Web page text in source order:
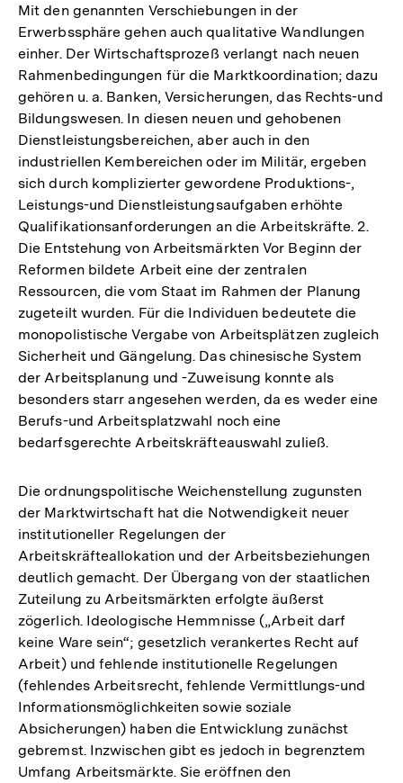
Mit den genannten Verschiebungen in der
Erwerbssphäre gehen auch qualitative Wandlungen
einher. Der Wirtschaftsprozeß verlangt nach neuen
Rahmenbedingungen für die Marktkoordination; dazu
gehören u. a. Banken, Versicherungen, das Rechts-und
Bildungswesen. In diesen neuen und gehobenen
Dienstleistungsbereichen, aber auch in den
industriellen Kembereichen oder im Militär, ergeben
sich durch komplizierter gewordene Produktions-,
Leistungs-und Dienstleistungsaufgaben erhöhte
Qualifikationsanforderungen an die Arbeitskräfte. 2.
Die Entstehung von Arbeitsmärkten Vor Beginn der
Reformen bildete Arbeit eine der zentralen
Ressourcen, die vom Staat im Rahmen der Planung
zugeteilt wurden. Für die Individuen bedeutete die
monopolistische Vergabe von Arbeitsplätzen zugleich
Sicherheit und Gängelung. Das chinesische System
der Arbeitsplanung und -Zuweisung konnte als
besonders starr angesehen werden, da es weder eine
Berufs-und Arbeitsplatzwahl noch eine
bedarfsgerechte Arbeitskräfteauswahl zuließ.
Die ordnungspolitische Weichenstellung zugunsten
der Marktwirtschaft hat die Notwendigkeit neuer
institutioneller Regelungen der
Arbeitskräfteallokation und der Arbeitsbeziehungen
deutlich gemacht. Der Übergang von der staatlichen
Zuteilung zu Arbeitsmärkten erfolgte äußerst
zögerlich. Ideologische Hemmnisse („Arbeit darf
keine Ware sein“; gesetzlich verankertes Recht auf
Arbeit) und fehlende institutionelle Regelungen
(fehlendes Arbeitsrecht, fehlende Vermittlungs-und
Informationsmöglichkeiten sowie soziale
Absicherungen) haben die Entwicklung zunächst
gebremst. Inzwischen gibt es jedoch in begrenztem
Umfang Arbeitsmärkte. Sie eröffnen den